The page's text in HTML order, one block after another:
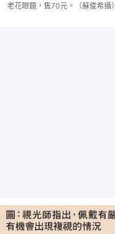
老花眼鏡，售70元。（蘇俊希攝）